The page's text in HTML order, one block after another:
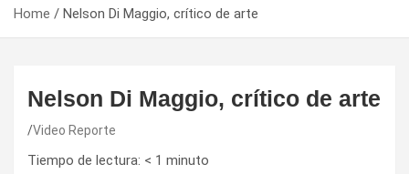
Home Nelson Di Maggio, crítico de arte
Nelson Di Maggio, crítico de arte
Video Reporte
Tiempo de lectura: < 1 minuto